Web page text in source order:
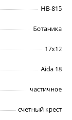
НВ-815
Ботаника
17х12
Aida 18
частичное
счетный крест